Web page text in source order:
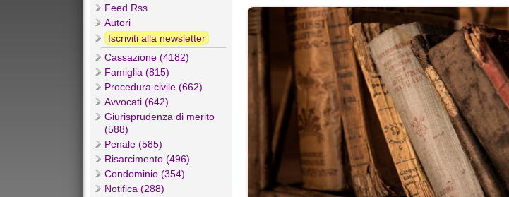
Feed Rss
Autori
Iscriviti alla newsletter
Cassazione (4182)
Famiglia (815)
Procedura civile (662)
Avvocati (642)
Giurisprudenza di merito
(588)
Penale (585)
Risarcimento (496)
Condominio (354)
Notifica (288)